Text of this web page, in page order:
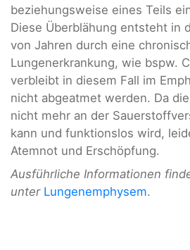
beziehungsweise eines Teils
Diese Überblähung entsteht in
von Jahren durch eine
Lungenerkrankung, wie bspw.
verbleibt in diesem Fall im
nicht abgeatmet werden. Da
nicht mehr an der
kann und funktionslos wird,
Atemnot und Erschöpfung.
Ausführliche Informationen
unter Lungenemphysem.